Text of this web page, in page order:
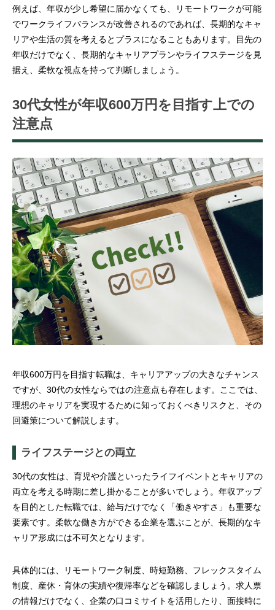
例えば、年収が少し希望に届かなくても、リモートワークが可能
でワークライフバランスが改善されるのであれば、長期的なキャ
リアや生活の質を考えるとプラスになることもあります。目先の
年収だけでなく、長期的なキャリアプランやライフステージを見
据え、柔軟な視点を持って判断しましょう。
30代女性が年収600万円を目指す上での
注意点
年収600万円を目指す転職は、キャリアアップの大きなチャンス
ですが、30代の女性ならではの注意点も存在します。ここでは、
理想のキャリアを実現するために知っておくべきリスクと、その
回避策について解説します。
ライフステージとの両立
30代の女性は、育児や介護といったライフイベントとキャリアの
両立を考える時期に差し掛かることが多いでしょう。年収アップ
を目的とした転職では、給与だけでなく「働きやすさ」も重要な
要素です。柔軟な働き方ができる企業を選ぶことが、長期的なキ
ャリア形成には不可欠となります。
具体的には、リモートワーク制度、時短勤務、フレックスタイム
制度、産休・育休の実績や復帰率などを確認しましょう。求人票
の情報だけでなく、企業の口コミサイトを活用したり、面接時に